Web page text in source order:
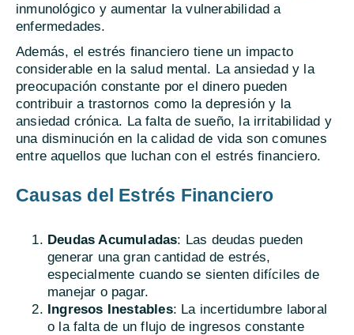
inmunológico y aumentar la vulnerabilidad a
enfermedades.
Además, el estrés financiero tiene un impacto
considerable en la salud mental. La ansiedad y la
preocupación constante por el dinero pueden
contribuir a trastornos como la depresión y la
ansiedad crónica. La falta de sueño, la irritabilidad y
una disminución en la calidad de vida son comunes
entre aquellos que luchan con el estrés financiero.
Causas del Estrés Financiero
Deudas Acumuladas: Las deudas pueden
generar una gran cantidad de estrés,
especialmente cuando se sienten difíciles de
manejar o pagar.
Ingresos Inestables: La incertidumbre laboral
o la falta de un flujo de ingresos constante